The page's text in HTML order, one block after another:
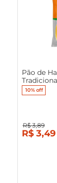
Pão de
10%off
R$ 3,89
R$ 3,49